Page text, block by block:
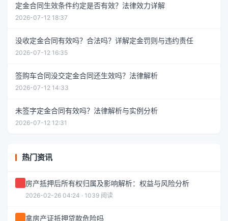
定金合同生效条件约定是否有效？法律效力详解
2026-07-12 18:37
没收定金合同有效吗？合法吗？详解定金罚则与违约责任
2026-07-12 16:35
签购车合同没交定金合同还生效吗？法律解析
2026-07-12 14:33
未签字定金合同有效吗？法律解析与实例分析
2026-07-12 12:31
热门资讯
房产抵押后所有权归属及影响解析：权益与风险分析
2026-02-26 04:24 · 1039 阅读
拿房产证抵押贷款危险吗